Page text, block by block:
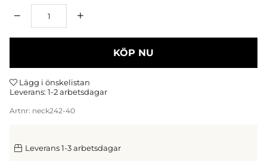
KÖP NU
Lägg i önskelistan
Leverans: 1-2 arbetsdagar
Artnr: neck242-40
Leverans 1-3 arbetsdagar